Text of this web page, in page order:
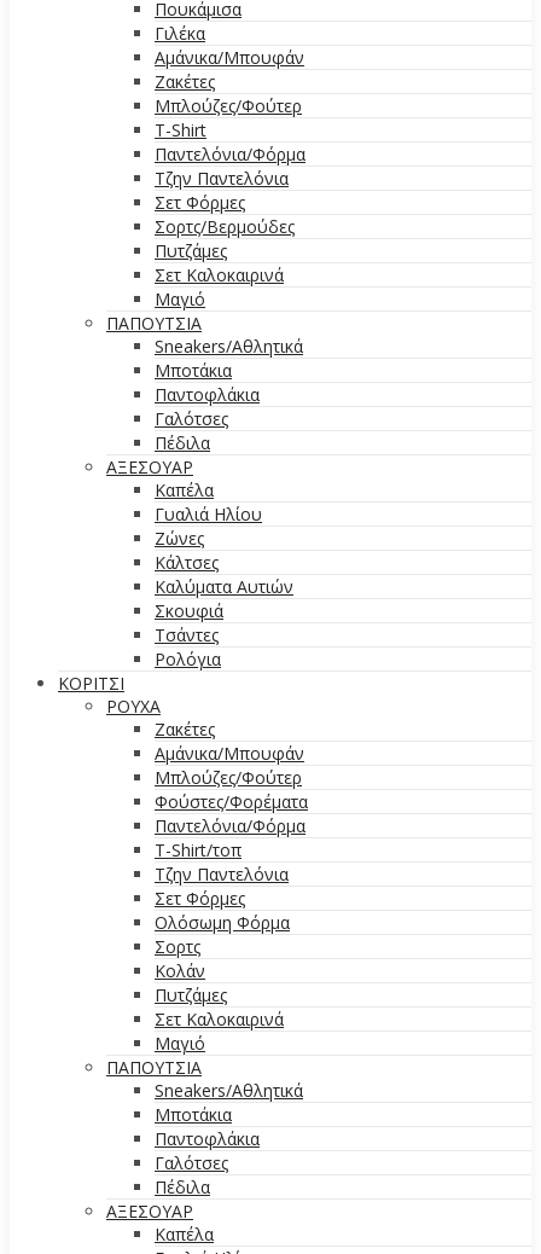
Πουκάμισα
Γιλέκα
Αμάνικα/Μπουφάν
Ζακέτες
Μπλούζες/Φούτερ
T-Shirt
Παντελόνια/Φόρμα
Τζην Παντελόνια
Σετ Φόρμες
Σορτς/Βερμούδες
Πυτζάμες
Σετ Καλοκαιρινά
Μαγιό
ΠΑΠΟΥΤΣΙΑ
Sneakers/Aθλητικά
Μποτάκια
Παντοφλάκια
Γαλότσες
Πέδιλα
ΑΞΕΣΟΥΑΡ
Καπέλα
Γυαλιά Ηλίου
Ζώνες
Κάλτσες
Καλύματα Αυτιών
Σκουφιά
Τσάντες
Ρολόγια
ΚΟΡΙΤΣΙ
ΡΟΥΧΑ
Ζακέτες
Αμάνικα/Μπουφάν
Μπλούζες/Φούτερ
Φούστες/Φορέματα
Παντελόνια/Φόρμα
T-Shirt/τοπ
Τζην Παντελόνια
Σετ Φόρμες
Ολόσωμη Φόρμα
Σορτς
Κολάν
Πυτζάμες
Σετ Καλοκαιρινά
Μαγιό
ΠΑΠΟΥΤΣΙΑ
Sneakers/Αθλητικά
Μποτάκια
Παντοφλάκια
Γαλότσες
Πέδιλα
ΑΞΕΣΟΥΑΡ
Καπέλα